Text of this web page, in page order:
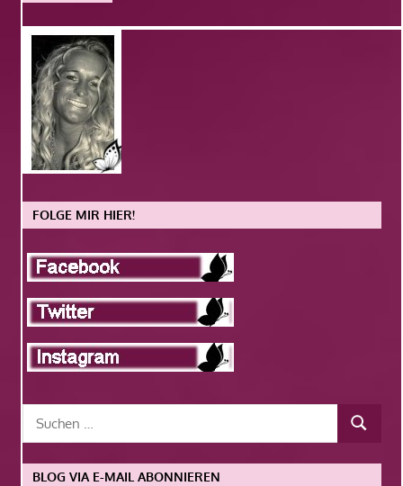
FOLGE MIR HIER!
BLOG VIA E-MAIL ABONNIEREN